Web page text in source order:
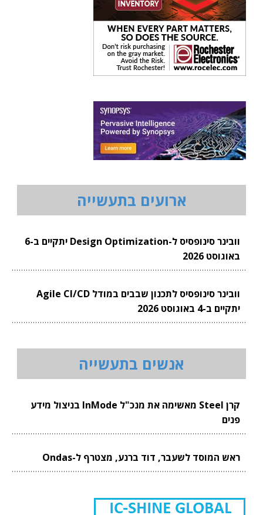
ארועים בתעשייה
וובינר סינופסיס ל-Design Optimization יתקיים ב-6
באוגוסט 2026
וובינר סינופסיס לתכנון שבבים במודל Agile CI/CD
יתקיים ב-4 באוגוסט 2026
אנשים בתעשייה
קרן Steel מאשימה את מנכ"ל InMode בניצול מידע
פנים
ראש המוסד לשעבר, דוד ברנע, מצטרף ל-Ondas